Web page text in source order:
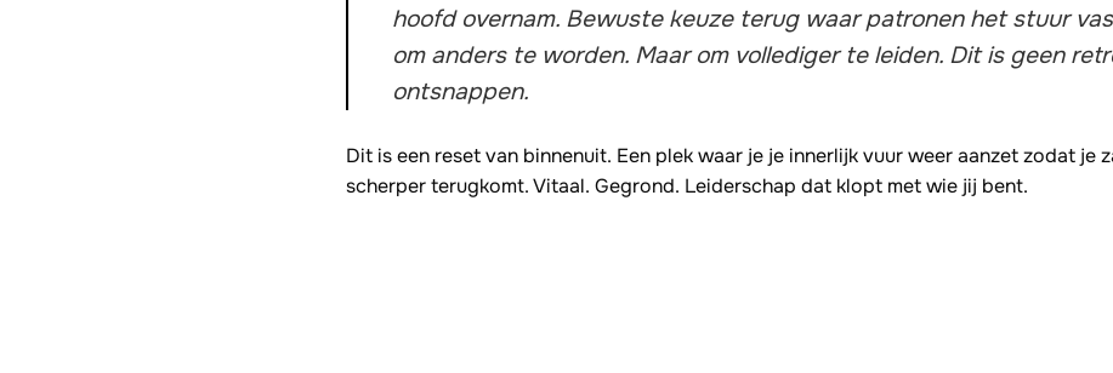
hoofd overnam. Bewuste keuze terug waar patronen het stuur
om anders te worden. Maar om vollediger te leiden. Dit is geen
ontsnappen.
Dit is een reset van binnenuit. Een plek waar je je innerlijk vuur weer aanzet zodat je
scherper terugkomt. Vitaal. Gegrond. Leiderschap dat klopt met wie jij bent.